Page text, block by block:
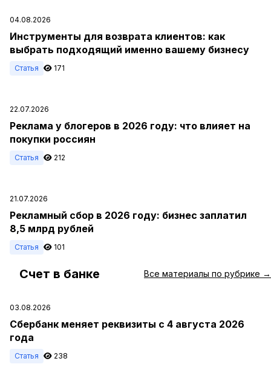
04.08.2026
Инструменты для возврата клиентов: как
выбрать подходящий именно вашему бизнесу
Статья 171
22.07.2026
Реклама у блогеров в 2026 году: что влияет на
покупки россиян
Статья 212
21.07.2026
Рекламный сбор в 2026 году: бизнес заплатил
8,5 млрд рублей
Статья 101
Счет в банке Все материалы по рубрике →
03.08.2026
Сбербанк меняет реквизиты с 4 августа 2026
года
Статья 238